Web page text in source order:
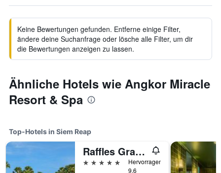
Keine Bewertungen gefunden. Entferne einige Filter,
ändere deine Suchanfrage oder lösche alle Filter, um dir
die Bewertungen anzeigen zu lassen.
Ähnliche Hotels wie Angkor Miracle
Resort & Spa
Top-Hotels in Siem Reap
Raffles Grand Hotel d'Angkor Siem Reap
5 Sterne
Hervorragend
9,6